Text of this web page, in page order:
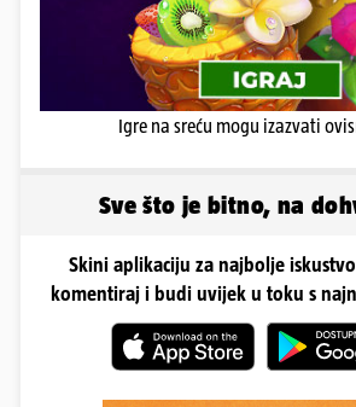
Igre na sreću mogu izazvati
Sve što je bitno, na
Skini aplikaciju za najbolje
komentiraj i budi uvijek u toku s